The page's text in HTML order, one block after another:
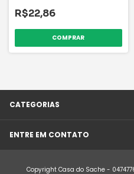
R$22,86
CATEGORIAS
ENTRE EM CONTATO
Copyright Casa do Sache -